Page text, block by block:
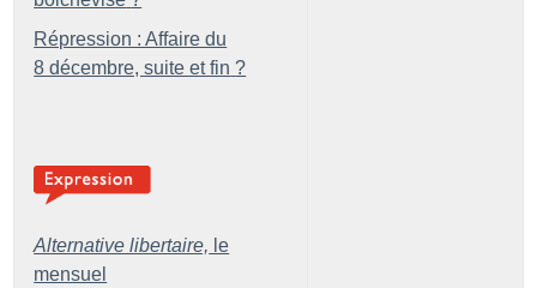
Répression : Affaire du
8 décembre, suite et fin ?
Alternative libertaire, le
mensuel